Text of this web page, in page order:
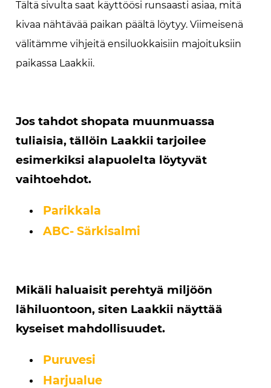
Tältä sivulta saat käyttöösi runsaasti asiaa, mitä
kivaa nähtävää paikan päältä löytyy. Viimeisenä
välitämme vihjeitä ensiluokkaisiin majoituksiin
paikassa Laakkii.
Jos tahdot shopata muunmuassa
tuliaisia, tällöin Laakkii tarjoilee
esimerkiksi alapuolelta löytyvät
vaihtoehdot.
Parikkala
ABC- Särkisalmi
Mikäli haluaisit perehtyä miljöön
lähiluontoon, siten Laakkii näyttää
kyseiset mahdollisuudet.
Puruvesi
Harjualue